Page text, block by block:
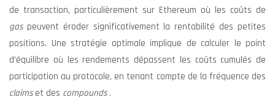
de transaction, particulièrement sur Ethereum où les coûts de
gas peuvent éroder significativement la rentabilité des petites
positions. Une stratégie optimale implique de calculer le point
d’équilibre où les rendements dépassent les coûts cumulés de
participation au protocole, en tenant compte de la fréquence des
claims et des compounds .